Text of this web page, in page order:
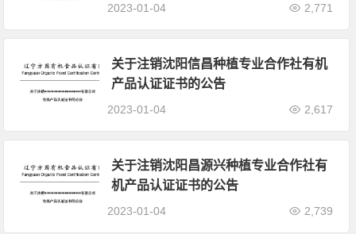
2023-01-04 2,771
关于注销沈阳信昌种植专业合作社有机
产品认证证书的公告
2023-01-04 2,617
关于注销沈阳昌源兴种植专业合作社有
机产品认证证书的公告
2023-01-04 2,739